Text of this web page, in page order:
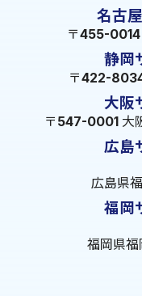
名古
〒455-
静岡
〒422-
大阪
〒547-0001 大
広島
広島県
福岡
福岡県